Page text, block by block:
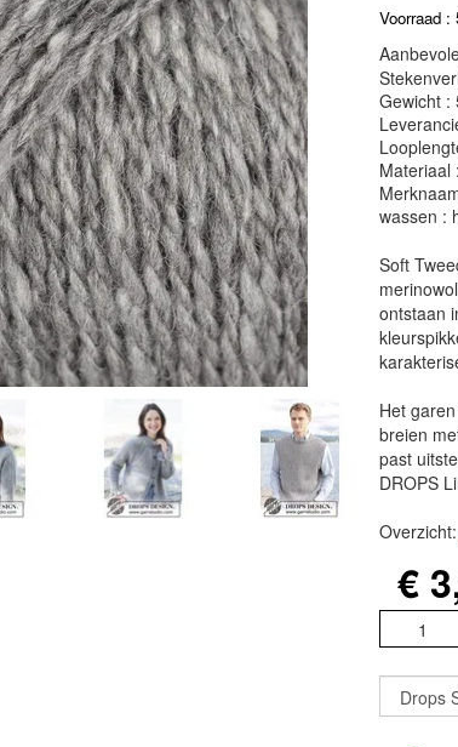
Voorraad :
Gewicht :
Materiaal
wassen :
Soft
ontstaan
Het
breien
past
DROPS
Overzicht:
€